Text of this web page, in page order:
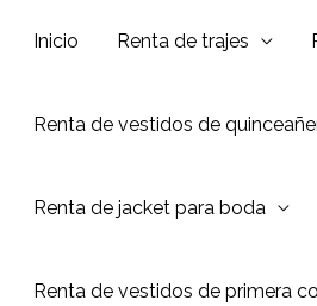
Inicio Renta de trajes
Renta de vestidos de
Renta de jacket para boda
Renta de vestidos de primera